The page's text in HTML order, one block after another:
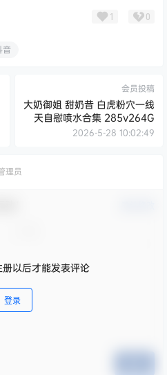
1 0
音
会员投稿
大奶御姐 甜奶昔 白虎粉穴一线
天自慰喷水合集 285v264G
2026-5-28 10:02:49
理员
以后才能发表评论
登录